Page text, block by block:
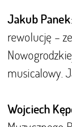
Jakub Panek
rewolucję –
musicalowy.
Wojciech